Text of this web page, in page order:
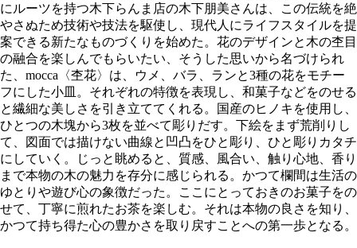
にルーツを持つ木下らんま店の木下朋美さんは、この伝統を絶
やさぬため技術や技法を駆使し、現代人にライフスタイルを提
案できる新たなものづくりを始めた。花のデザインと木の杢目
の融合を楽しんでもらいたい、そうした思いから名づけられ
た、mocca〈杢花〉は、ウメ、バラ、ランと3種の花をモチー
フにした小皿。それぞれの特徴を表現し、和菓子などをのせる
と繊細な美しさを引き立ててくれる。国産のヒノキを使用し、
ひとつの木塊から3枚を並べて彫りだす。下絵をまず荒削りし
て、図面では描けない曲線と凹凸をひと彫り、ひと彫りカタチ
にしていく。じっと眺めると、質感、風合い、触り心地、香り
まで本物の木の魅力を存分に感じられる。かつて欄間は生活の
ゆとりや遊び心の象徴だった。ここにとっておきのお菓子をの
せて、丁寧に煎れたお茶を楽しむ。それは本物の良さを知り、
かつて持ち得た心の豊かさを取り戻すことへの第一歩となる。